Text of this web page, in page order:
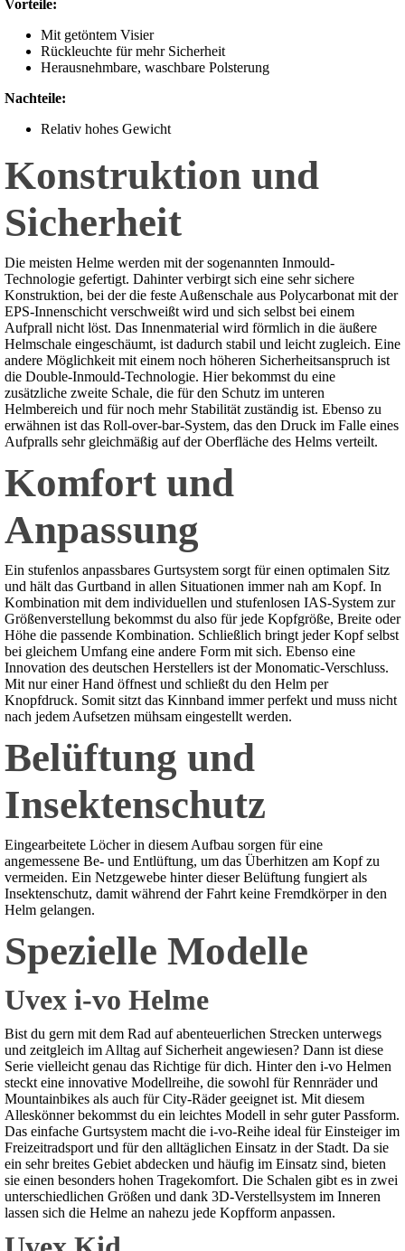
Vorteile:
Mit getöntem Visier
Rückleuchte für mehr Sicherheit
Herausnehmbare, waschbare Polsterung
Nachteile:
Relativ hohes Gewicht
Konstruktion und
Sicherheit
Die meisten Helme werden mit der sogenannten Inmould-
Technologie gefertigt. Dahinter verbirgt sich eine sehr sichere
Konstruktion, bei der die feste Außenschale aus Polycarbonat mit der
EPS-Innenschicht verschweißt wird und sich selbst bei einem
Aufprall nicht löst. Das Innenmaterial wird förmlich in die äußere
Helmschale eingeschäumt, ist dadurch stabil und leicht zugleich. Eine
andere Möglichkeit mit einem noch höheren Sicherheitsanspruch ist
die Double-Inmould-Technologie. Hier bekommst du eine
zusätzliche zweite Schale, die für den Schutz im unteren
Helmbereich und für noch mehr Stabilität zuständig ist. Ebenso zu
erwähnen ist das Roll-over-bar-System, das den Druck im Falle eines
Aufpralls sehr gleichmäßig auf der Oberfläche des Helms verteilt.
Komfort und
Anpassung
Ein stufenlos anpassbares Gurtsystem sorgt für einen optimalen Sitz
und hält das Gurtband in allen Situationen immer nah am Kopf. In
Kombination mit dem individuellen und stufenlosen IAS-System zur
Größenverstellung bekommst du also für jede Kopfgröße, Breite oder
Höhe die passende Kombination. Schließlich bringt jeder Kopf selbst
bei gleichem Umfang eine andere Form mit sich. Ebenso eine
Innovation des deutschen Herstellers ist der Monomatic-Verschluss.
Mit nur einer Hand öffnest und schließt du den Helm per
Knopfdruck. Somit sitzt das Kinnband immer perfekt und muss nicht
nach jedem Aufsetzen mühsam eingestellt werden.
Belüftung und
Insektenschutz
Eingearbeitete Löcher in diesem Aufbau sorgen für eine
angemessene Be- und Entlüftung, um das Überhitzen am Kopf zu
vermeiden. Ein Netzgewebe hinter dieser Belüftung fungiert als
Insektenschutz, damit während der Fahrt keine Fremdkörper in den
Helm gelangen.
Spezielle Modelle
Uvex i-vo Helme
Bist du gern mit dem Rad auf abenteuerlichen Strecken unterwegs
und zeitgleich im Alltag auf Sicherheit angewiesen? Dann ist diese
Serie vielleicht genau das Richtige für dich. Hinter den i-vo Helmen
steckt eine innovative Modellreihe, die sowohl für Rennräder und
Mountainbikes als auch für City-Räder geeignet ist. Mit diesem
Alleskönner bekommst du ein leichtes Modell in sehr guter Passform.
Das einfache Gurtsystem macht die i-vo-Reihe ideal für Einsteiger im
Freizeitradsport und für den alltäglichen Einsatz in der Stadt. Da sie
ein sehr breites Gebiet abdecken und häufig im Einsatz sind, bieten
sie einen besonders hohen Tragekomfort. Die Schalen gibt es in zwei
unterschiedlichen Größen und dank 3D-Verstellsystem im Inneren
lassen sich die Helme an nahezu jede Kopfform anpassen.